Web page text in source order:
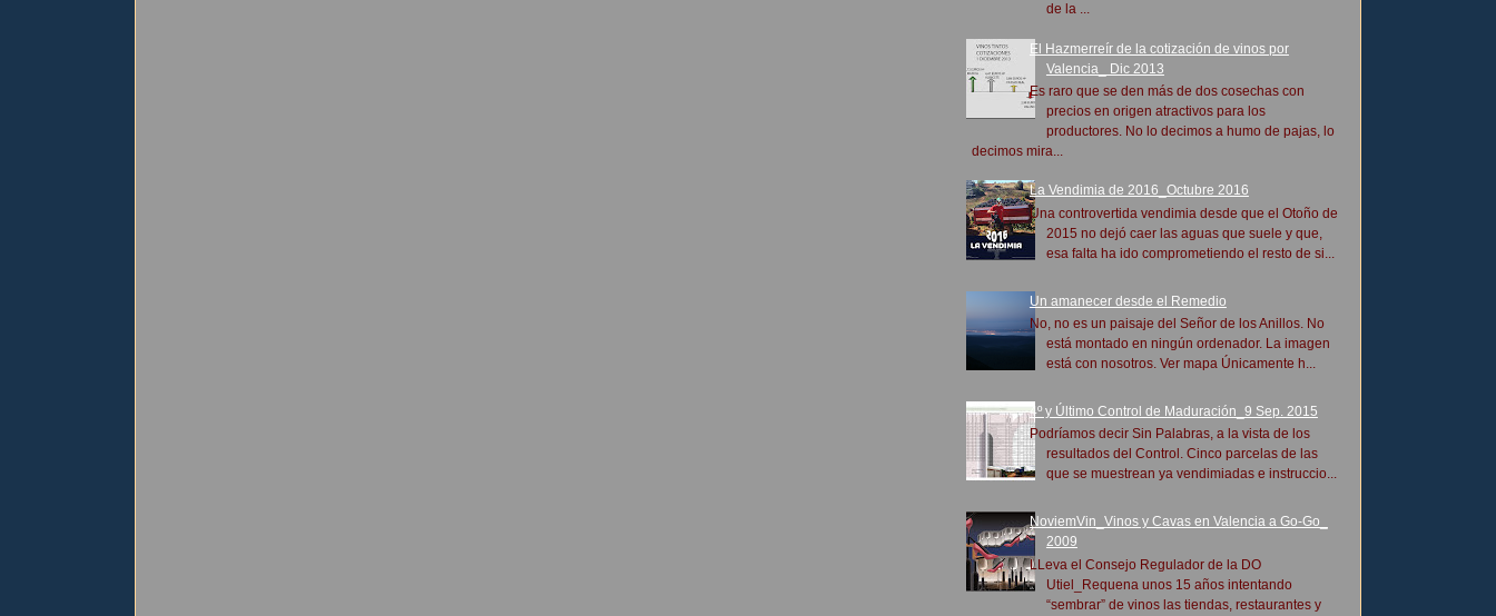
de la ...
El Hazmerreír de la cotización de vinos por
Valencia_ Dic 2013
Es raro que se den más de dos cosechas con
precios en origen atractivos para los
productores. No lo decimos a humo de pajas, lo
decimos mira...
La Vendimia de 2016_Octubre 2016
Una controvertida vendimia desde que el Otoño de
2015 no dejó caer las aguas que suele y que,
esa falta ha ido comprometiendo el resto de si...
Un amanecer desde el Remedio
No, no es un paisaje del Señor de los Anillos. No
está montado en ningún ordenador. La imagen
está con nosotros. Ver mapa Únicamente h...
4º y Último Control de Maduración_9 Sep. 2015
Podríamos decir Sin Palabras, a la vista de los
resultados del Control. Cinco parcelas de las
que se muestrean ya vendimiadas e instruccio...
NoviemVin_Vinos y Cavas en Valencia a Go-Go_
2009
LLeva el Consejo Regulador de la DO
Utiel_Requena unos 15 años intentando
“sembrar” de vinos las tiendas, restaurantes y